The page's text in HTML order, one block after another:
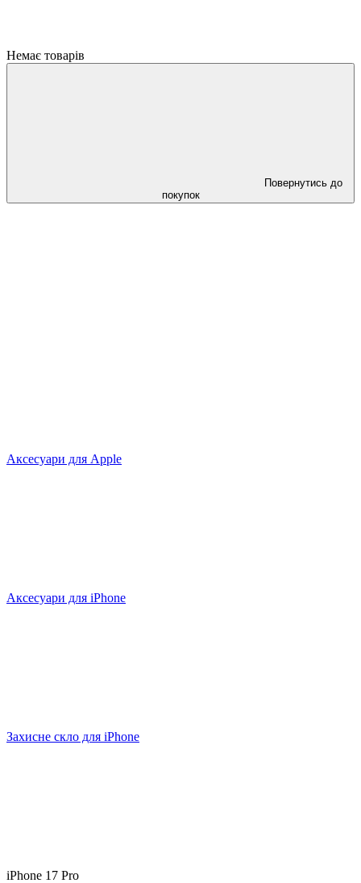
Немає товарів
Повернутись до
покупок
Аксесуари для Apple
Аксесуари для iPhone
Захисне скло для iPhone
iPhone 17 Pro